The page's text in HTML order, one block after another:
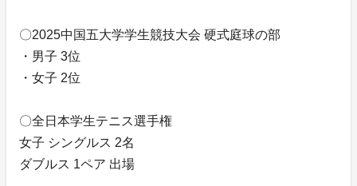
〇2025中国五大学学生競技大会 硬式庭球の部
・男子 3位
・女子 2位
〇全日本学生テニス選手権
女子 シングルス 2名
ダブルス 1ペア 出場